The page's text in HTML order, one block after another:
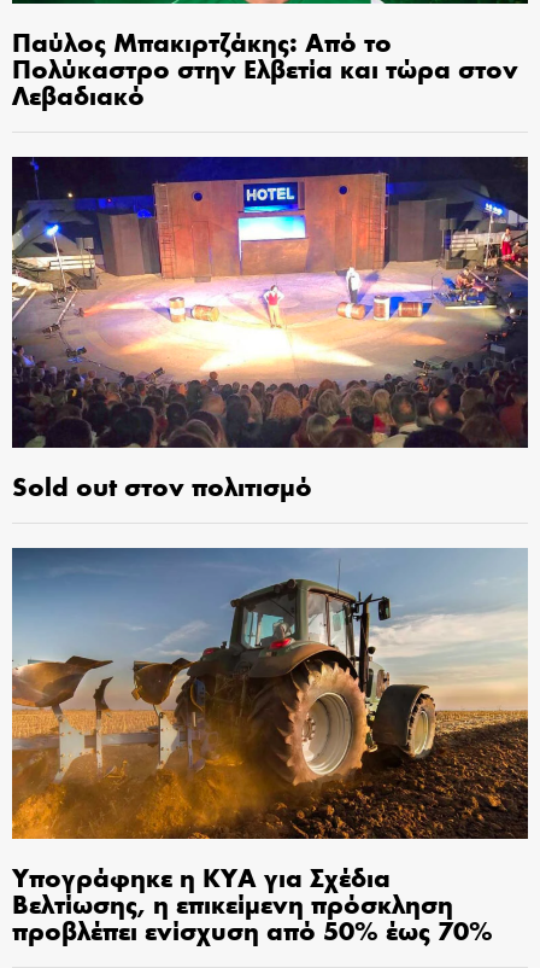
Παύλος Μπακιρτζάκης: Από το
Πολύκαστρο στην Ελβετία και τώρα στον
Λεβαδιακό
Sold out στον πολιτισμό
Υπογράφηκε η ΚΥΑ για Σχέδια
Βελτίωσης, η επικείμενη πρόσκληση
προβλέπει ενίσχυση από 50% έως 70%